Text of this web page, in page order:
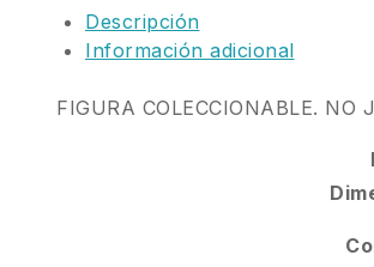
Descripción
Información adicional
FIGURA COLECCIONABLE. NO